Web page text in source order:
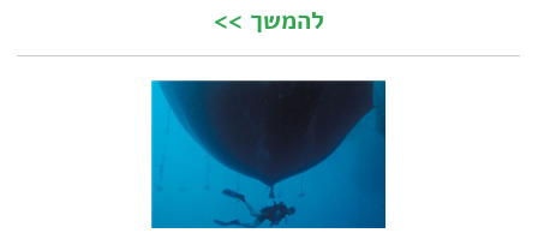
הגרמנים ב-6 באוקטובר? מה קרה לדנרייבן אחרי
שרב החובל רב עם אשתו? מסע בעקבות ספינות
טבועות מאילת ועד אבו-נוחאס
להמשך >>